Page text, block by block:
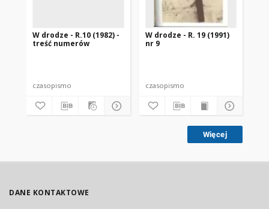
W drodze - R.10 (1982) -
treść numerów
czasopismo
W drodze - R. 19 (1991)
nr 9
czasopismo
Więcej
DANE KONTAKTOWE